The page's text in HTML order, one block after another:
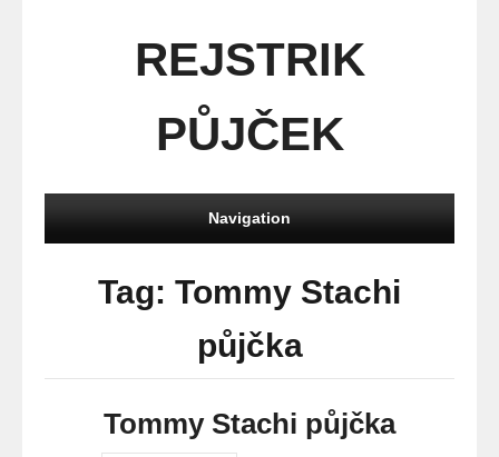
REJSTRIK
PŮJČEK
Navigation
Tag: Tommy Stachi
půjčka
Tommy Stachi půjčka